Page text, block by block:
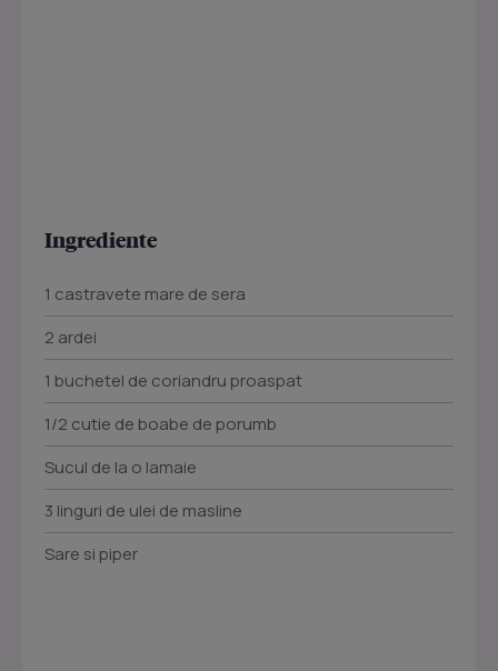
Ingrediente
1 castravete mare de sera
2 ardei
1 buchetel de coriandru proaspat
1/2 cutie de boabe de porumb
Sucul de la o lamaie
3 linguri de ulei de masline
Sare si piper